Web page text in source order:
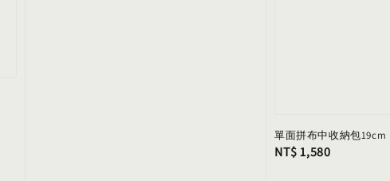
單面拼布中收納包19cm
Regular
NT$ 1,580